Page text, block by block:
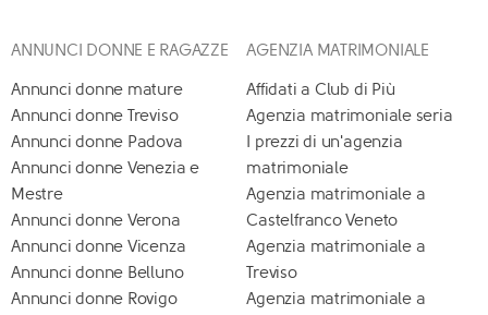
ANNUNCI DONNE E RAGAZZE
Annunci donne mature
Annunci donne Treviso
Annunci donne Padova
Annunci donne Venezia e
Mestre
Annunci donne Verona
Annunci donne Vicenza
Annunci donne Belluno
Annunci donne Rovigo
AGENZIA MATRIMONIALE
Affidati a Club di Più
Agenzia matrimoniale seria
I prezzi di un'agenzia
matrimoniale
Agenzia matrimoniale a
Castelfranco Veneto
Agenzia matrimoniale a
Treviso
Agenzia matrimoniale a